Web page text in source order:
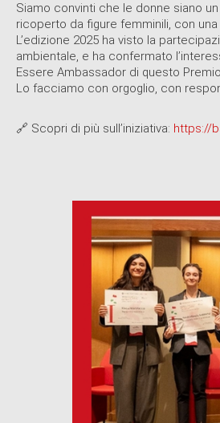
Siamo convinti che le donne siano
ricoperto da figure femminili, con
L’edizione 2025 ha visto la
ambientale, e ha confermato
Essere Ambassador di questo
Lo facciamo con orgoglio, con
🔗 Scopri di più sull’iniziativa: https://